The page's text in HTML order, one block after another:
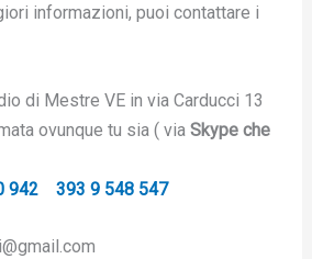
informazioni, puoi contattare i
di Mestre VE in via Carducci 13
ovunque tu sia ( via Skype che
942 393 9 548 547